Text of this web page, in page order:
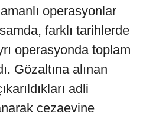
operasyonlar
farklı tarihlerde
operasyonda toplam
Gözaltına alınan
adli
cezaevine